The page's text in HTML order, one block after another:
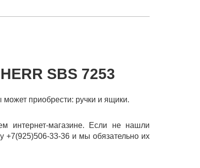
SBS 7253
может приобрести: ручки и ящики.
интернет-магазине. Если не нашли
+7(925)506-33-36 и мы обязательно их